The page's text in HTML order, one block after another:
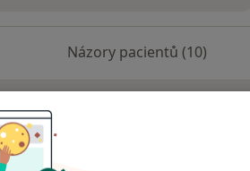
Názory pacientů (10)
nejsou k dispozici